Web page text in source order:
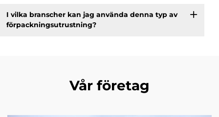
I vilka branscher kan jag använda denna typ av
förpackningsutrustning?
Vår företag